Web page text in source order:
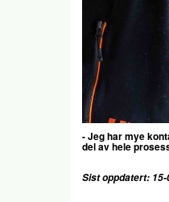
- Jeg har mye
del av hele
Sist oppdatert: 15-